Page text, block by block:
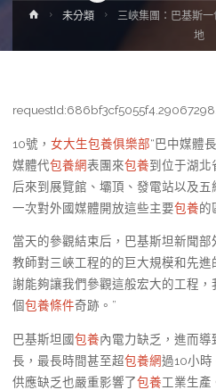
Home未分類
三峽集團：巴基斯
地
requestId:686bf3cf5055f4.29067298.
10號， 女大生包養俱樂部“巴中媒體
媒體代包養網表團來包養到位于湖北
后來到展覽館、壩頂、發電站以及
一次對外國媒體開放這些主要包養的
當天的參觀結束后，巴基斯坦新聞部
教師對三峽工程的的巨大規模和先進
謝能夠讓我們參觀這般宏大的工程
個包養條件奇跡。”
巴基斯坦國包養內電力缺乏，進而
長，最長時間甚至超包養網過10小時
供應缺乏也嚴重影響了包養工業生產